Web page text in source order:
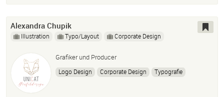
Alexandra Chupik
Illustration Typo/Layout Corporate Design
Grafiker und Producer
Logo Design Corporate Design
Typografie